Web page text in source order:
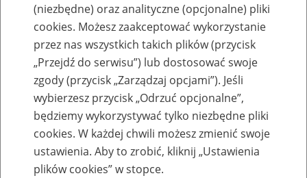
Rejestry, ewidencje i archiwa
Baza zlikwidowanych lub
przekształconych zakładów pracy
Nazwa zakładu pracy:
(niezbędne) oraz analityczne (opcjonalne) pliki
cookies. Możesz zaakceptować wykorzystanie
przez nas wszystkich takich plików (przycisk
„Przejdź do serwisu”) lub dostosować swoje
zgody (przycisk „Zarządzaj opcjami”). Jeśli
wybierzesz przycisk „Odrzuć opcjonalne”,
będziemy wykorzystywać tylko niezbędne pliki
cookies. W każdej chwili możesz zmienić swoje
ustawienia. Aby to zrobić, kliknij „Ustawienia
plików cookies” w stopce.